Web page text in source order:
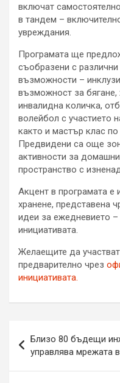
включат
в тандем –
увреждания.
Програмата ще
съобразени с
възможности –
възможност за
инвалидна количка,
волейбол с участието
както и мастър клас
Предвидени са още
активности за
пространство с
Акцент в програмата е
хранене, представена
идеи за ежедневието
инициативата.
Желаещите да
предварително чрез
инициативата.
Близо 80 бъдещи
управлява мрежата